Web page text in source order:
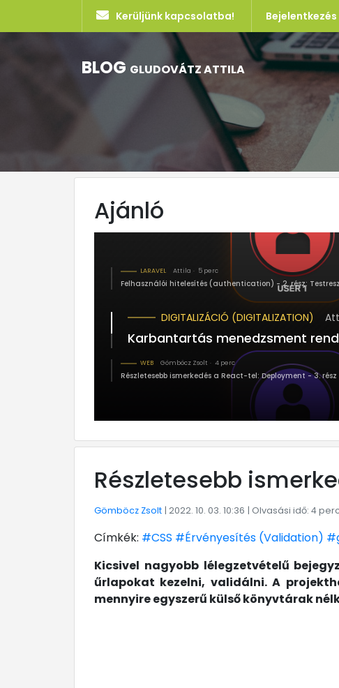
Kerüljünk kapcsolatba! Bejelentkezés
BLOG GLUDOVÁTZ ATTILA
Ajánló
LARAVEL Attila 5 perc
Felhasználói hitelesítés (authentication) - 2. rész:
DIGITALIZÁCIÓ (DIGITALIZATION)
Karbantartás menedzsment
WEB Gömböcz Zsolt 4 perc
Részletesebb ismerkedés a React-tel: Deployment - 3. rész
Részletesebb
Gömböcz Zsolt | 2022. 10. 03. 10:36 | Olvasási idő: 4 perc
Címkék: #CSS #Érvényesítés (Validation)
Kicsivel nagyobb lélegzetvételű
űrlapokat kezelni, validálni. A
mennyire egyszerű külső könyvtárak